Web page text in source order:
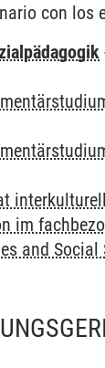
con
im
and Social